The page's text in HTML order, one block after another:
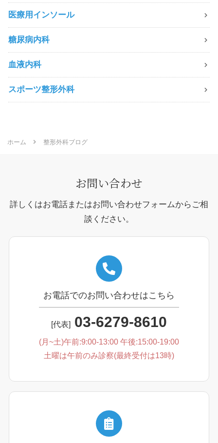
医療用インソール
糖尿病内科
血液内科
スポーツ整形外科
ホーム 整形外科ブログ
お問い合わせ
詳しくはお電話またはお問い合わせフォームからご相
談ください。
お電話でのお問い合わせはこちら
[代表] 03-6279-8610
(月~土)午前:9:00-13:00 午後:15:00-19:00
土曜は午前のみ診察(最終受付は13時)